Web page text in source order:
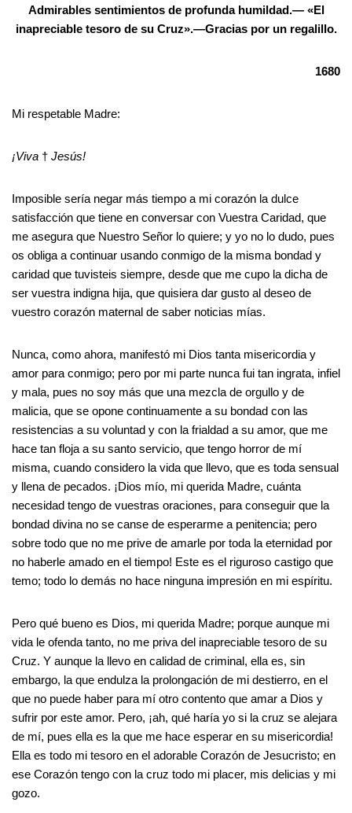
Admirables sentimientos de profunda humildad.— «El
inapreciable tesoro de su Cruz».—Gracias por un regalillo.
1680
Mi respetable Madre:
¡Viva † Jesús!
Imposible sería negar más tiempo a mi corazón la dulce
satisfacción que tiene en conversar con Vuestra Caridad, que
me asegura que Nuestro Señor lo quiere; y yo no lo dudo, pues
os obliga a continuar usando conmigo de la misma bondad y
caridad que tuvisteis siempre, desde que me cupo la dicha de
ser vuestra indigna hija, que quisiera dar gusto al deseo de
vuestro corazón maternal de saber noticias mías.
Nunca, como ahora, manifestó mi Dios tanta misericordia y
amor para conmigo; pero por mi parte nunca fui tan ingrata, infiel
y mala, pues no soy más que una mezcla de orgullo y de
malicia, que se opone continuamente a su bondad con las
resistencias a su voluntad y con la frialdad a su amor, que me
hace tan floja a su santo servicio, que tengo horror de mí
misma, cuando considero la vida que llevo, que es toda sensual
y llena de pecados. ¡Dios mío, mi querida Madre, cuánta
necesidad tengo de vuestras oraciones, para conseguir que la
bondad divina no se canse de esperarme a penitencia; pero
sobre todo que no me prive de amarle por toda la eternidad por
no haberle amado en el tiempo! Este es el riguroso castigo que
temo; todo lo demás no hace ninguna impresión en mi espíritu.
Pero qué bueno es Dios, mi querida Madre; porque aunque mi
vida le ofenda tanto, no me priva del inapreciable tesoro de su
Cruz. Y aunque la llevo en calidad de criminal, ella es, sin
embargo, la que endulza la prolongación de mi destierro, en el
que no puede haber para mí otro contento que amar a Dios y
sufrir por este amor. Pero, ¡ah, qué haría yo si la cruz se alejara
de mí, pues ella es la que me hace esperar en su misericordia!
Ella es todo mi tesoro en el adorable Corazón de Jesucristo; en
ese Corazón tengo con la cruz todo mi placer, mis delicias y mi
gozo.